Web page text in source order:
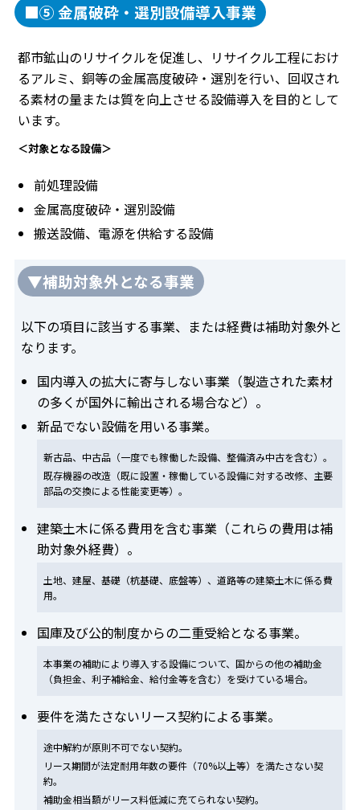
■⑤ 金属破砕・選別設備導入事業
都市鉱山のリサイクルを促進し、リサイクル工程におけ
るアルミ、銅等の金属高度破砕・選別を行い、回収され
る素材の量または質を向上させる設備導入を目的として
います。
＜対象となる設備＞
前処理設備
金属高度破砕・選別設備
搬送設備、電源を供給する設備
▼補助対象外となる事業
以下の項目に該当する事業、または経費は補助対象外と
なります。
国内導入の拡大に寄与しない事業（製造された素材
の多くが国外に輸出される場合など）。
新品でない設備を用いる事業。
新古品、中古品（一度でも稼働した設備、整備済み中古を含む）。
既存機器の改造（既に設置・稼働している設備に対する改修、主要
部品の交換による性能変更等）。
建築土木に係る費用を含む事業（これらの費用は補
助対象外経費）。
土地、建屋、基礎（杭基礎、底盤等）、道路等の建築土木に係る費
用。
国庫及び公的制度からの二重受給となる事業。
本事業の補助により導入する設備について、国からの他の補助金
（負担金、利子補給金、給付金等を含む）を受けている場合。
要件を満たさないリース契約による事業。
途中解約が原則不可でない契約。
リース期間が法定耐用年数の要件（70%以上等）を満たさない契
約。
補助金相当額がリース料低減に充てられない契約。